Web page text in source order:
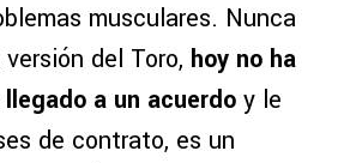
musculares. Nunca
del Toro, hoy no ha
a un acuerdo y le
de contrato, es un